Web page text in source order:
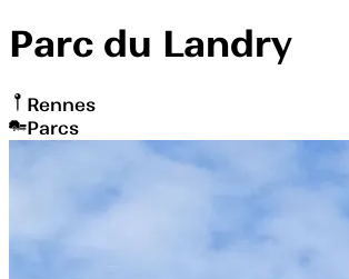
Parc du Landry
Rennes
Parcs